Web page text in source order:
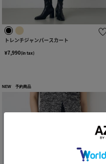
トレンチジャンパースカート
¥7,990(in tax)
NEW 予約商品